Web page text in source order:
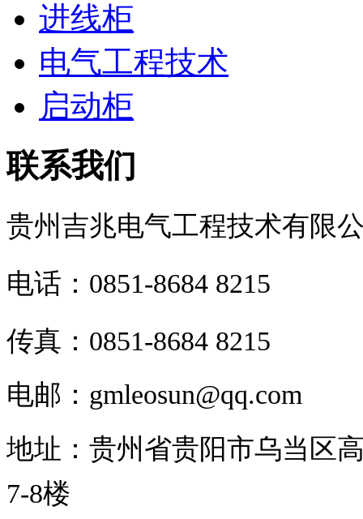
进线柜
电气工程技术
启动柜
联系我们
贵州吉兆电气工程技术有限
电话：0851-8684 8215
传真：0851-8684 8215
电邮： gmleosun@qq.com
地址： 贵州省贵阳市乌当区
7-8楼